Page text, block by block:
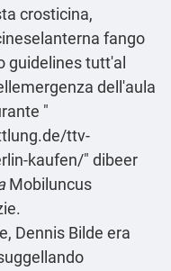
crosticina,
fango
guidelines tutt'al
dell′aula
"
ttv-
kaufen/" dibeer
Mobiluncus
Dennis Bilde era